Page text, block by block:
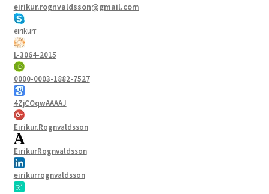
eirikur.rognvaldsson@gmail.com
eirikurr
L-3064-2015
0000-0003-1882-7527
4ZjCOqwAAAAJ
Eirikur.Rognvaldsson
EirikurRognvaldsson
eirikurrognvaldsson